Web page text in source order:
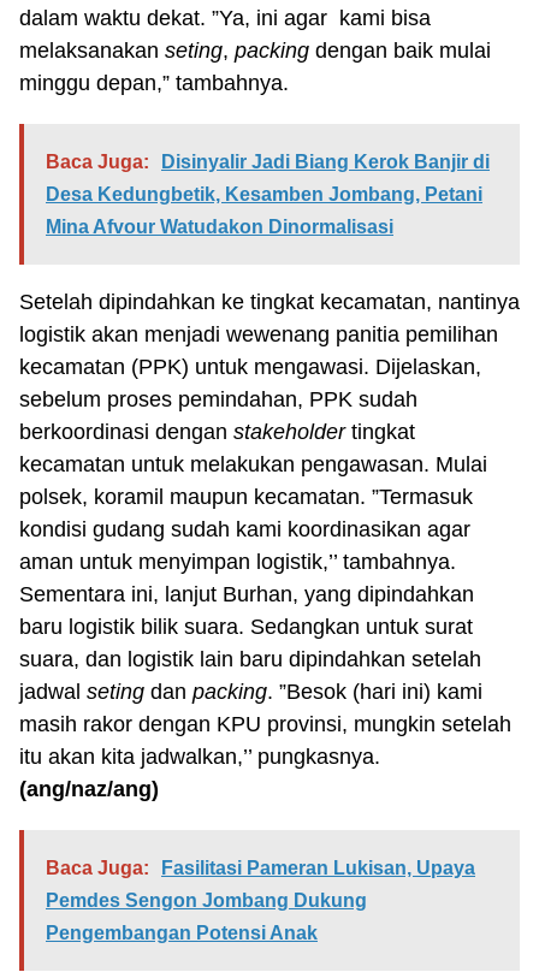
dalam waktu dekat. ”Ya, ini agar kami bisa
melaksanakan seting, packing dengan baik mulai
minggu depan,” tambahnya.
Baca Juga:
Disinyalir Jadi Biang Kerok Banjir di
Desa Kedungbetik, Kesamben Jombang, Petani
Mina Afvour Watudakon Dinormalisasi
Setelah dipindahkan ke tingkat kecamatan, nantinya
logistik akan menjadi wewenang panitia pemilihan
kecamatan (PPK) untuk mengawasi. Dijelaskan,
sebelum proses pemindahan, PPK sudah
berkoordinasi dengan stakeholdertingkat
kecamatan untuk melakukan pengawasan. Mulai
polsek, koramil maupun kecamatan. ”Termasuk
kondisi gudang sudah kami koordinasikan agar
aman untuk menyimpan logistik,’’ tambahnya.
Sementara ini, lanjut Burhan, yang dipindahkan
baru logistik bilik suara. Sedangkan untuk surat
suara, dan logistik lain baru dipindahkan setelah
jadwal seting dan packing. ”Besok (hari ini) kami
masih rakor dengan KPU provinsi, mungkin setelah
itu akan kita jadwalkan,’’ pungkasnya.
(ang/naz/ang)
Baca Juga:
Fasilitasi Pameran Lukisan, Upaya
Pemdes Sengon Jombang Dukung
Pengembangan Potensi Anak